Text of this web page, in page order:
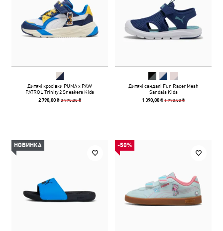
Дитячі кросівки PUMA x PAW
PATROL Trinity 2 Sneakers Kids
2 790,00 ₴3 990,00 ₴
Дитячі сандалі Fun Racer Mesh
Sandals Kids
1 390,00 ₴1 990,00 ₴
НОВИНКА -50%